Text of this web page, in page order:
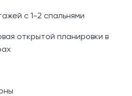
с 1-2 спальнями
открытой планировки в